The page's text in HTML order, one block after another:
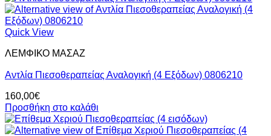
Quick View
ΛΕΜΦΙΚΟ ΜΑΣΑΖ
Αντλία Πιεσοθεραπείας Αναλογική (4 Εξόδων) 0806210
160,00€
Προσθήκη στο καλάθι